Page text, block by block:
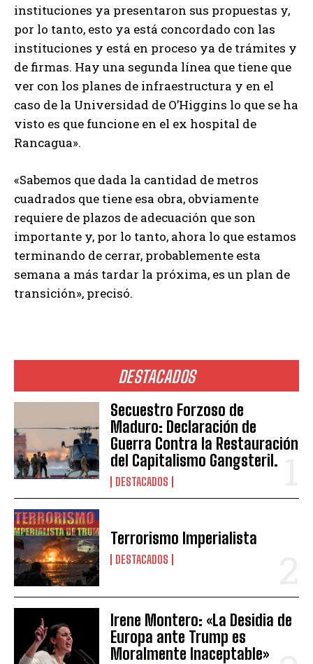
DESTACADOS
Secuestro Forzoso de
Maduro: Declaración de
Guerra Contra la Restauración
del Capitalismo Gangsteril.
DESTACADOS
Terrorismo Imperialista
DESTACADOS
Irene Montero: «La Desidia de
Europa ante Trump es
Moralmente Inaceptable»
instituciones ya presentaron sus propuestas y,
por lo tanto, esto ya está concordado con las
instituciones y está en proceso ya de trámites y
de firmas. Hay una segunda línea que tiene que
ver con los planes de infraestructura y en el
caso de la Universidad de O’Higgins lo que se ha
visto es que funcione en el ex hospital de
Rancagua».
«Sabemos que dada la cantidad de metros
cuadrados que tiene esa obra, obviamente
requiere de plazos de adecuación que son
importante y, por lo tanto, ahora lo que estamos
terminando de cerrar, probablemente esta
semana a más tardar la próxima, es un plan de
transición», precisó.